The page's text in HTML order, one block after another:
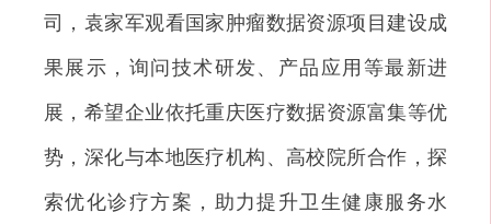
司，袁家军观看国家肿瘤数据资源项目建设成
果展示，询问技术研发、产品应用等最新进
展，希望企业依托重庆医疗数据资源富集等优
势，深化与本地医疗机构、高校院所合作，探
索优化诊疗方案，助力提升卫生健康服务水